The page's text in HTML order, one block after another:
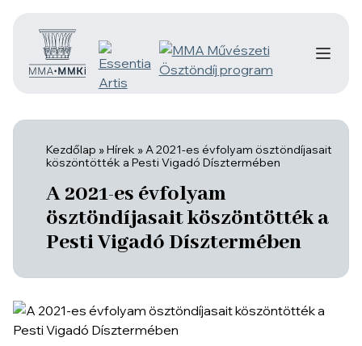
Kezdőlap »Hírek »A 2021-es évfolyam ösztöndíjasait
köszöntötték a Pesti Vigadó Dísztermében
A 2021-es évfolyam
ösztöndíjasait köszöntötték a
Pesti Vigadó Dísztermében